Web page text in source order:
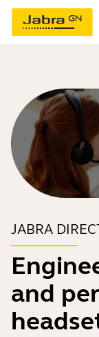
JABRA
and